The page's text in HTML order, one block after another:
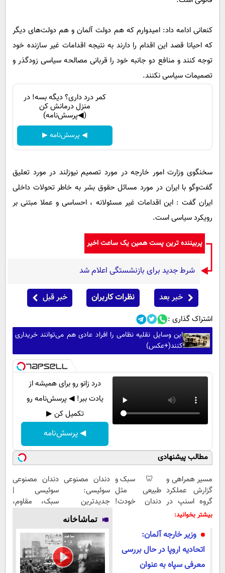
سیاست خارجی
کنعانی ادامه داد: امیدوارم که هم دولت آلمان و هم دولت‌های دیگر
که احیانا قصد این اقدام را دارند به نتیجه اقدامات غیر سازنده خود
توجه کنند و منافع دو جانبه خود را قربانی مصالحه سیاسی زودگذر و
تصمیمات سیاسی نکنند.
کمر درد داری؟ دیگه بسه! در
منزل درمانش کن
(◀پرسش‌نامه)
◀ پرسش‌نامه ▶
سخنگوی وزارت امور خارجه در مورد تصمیم نیوزلند در مورد تعلیق
گفت‌وگو با ایران در مورد مسائل حقوق بشر به خاطر تحولات داخلی
ایران گفت : این اقدامات غیر مسئولانه ، احساسی و عملا مبتنی بر
رویکرد سیاسی است.
پربیننده ترین پست همین یک ساعت اخیر
شرط جدید برای بازنشستگی اعلام شد
خبر بعد نظرات کاربران خبر قبل
اشتراک گذاری :
این وسایل نقلیه نظامی را افراد عادی هم می‌توانند خریداری
کنند(+عکس)
درد زانو رو برای همیشه از
یادت ببر! ◀ پرسش‌نامه رو
تکمیل کن ▶
◀ پرسش‌نامه
مطالب پیشنهادی
مسیر همراهی و
گزارش عملکرد
گروه اسنپ در
۱۴۰۴
🦷 سبک و
طبیعی مثل
دندان خودت!
اقساطی 💳 📍
تهران
دندان مصنوعی
سوئیسی:
جدیدترین
فناوری اروپا،
سبک و مقاوم |
پرداخت قسطی
دندان مصنوعی
سوئیسی |
سبک، مقاوم،
اقساطی😍
بیشتر بخوانید:
وزیر خارجه آلمان:
اتحادیه اروپا در حال بررسی
معرفی سپاه به عنوان
تماشاخانه